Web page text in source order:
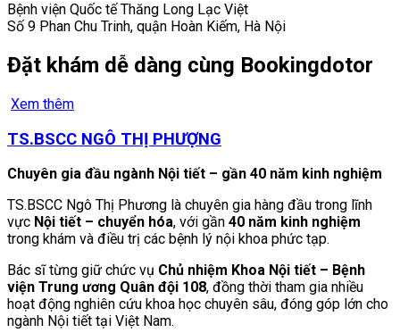
Bệnh viện Quốc tế Thăng Long Lạc Việt
Số 9 Phan Chu Trinh, quận Hoàn Kiếm, Hà Nội
Đặt khám dễ dàng cùng Bookingdotor
Xem thêm
TS.BSCC NGÔ THỊ PHƯỢNG
Chuyên gia đầu ngành Nội tiết – gần 40 năm kinh nghiệm
TS.BSCC Ngô Thị Phương là chuyên gia hàng đầu trong lĩnh
vực Nội tiết – chuyển hóa, với gần 40 năm kinh nghiệm
trong khám và điều trị các bệnh lý nội khoa phức tạp.
Bác sĩ từng giữ chức vụ Chủ nhiệm Khoa Nội tiết – Bệnh
viện Trung ương Quân đội 108, đồng thời tham gia nhiều
hoạt động nghiên cứu khoa học chuyên sâu, đóng góp lớn cho
ngành Nội tiết tại Việt Nam.